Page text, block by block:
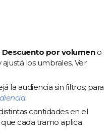
Descuento por volumeno
ajustá los umbrales. Ver
la audiencia sin filtros; para
.
cantidades en el
cada tramo aplica